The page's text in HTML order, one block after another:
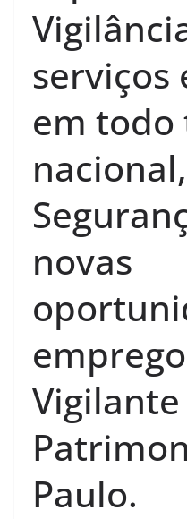
serviços
em
novas
Vigilante
Paulo.